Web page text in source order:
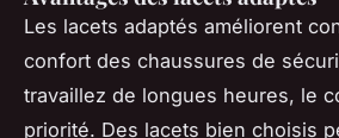
Les lacets adaptés améliorent
confort des chaussures de
travaillez de longues heures, le
priorité. Des lacets bien choisis